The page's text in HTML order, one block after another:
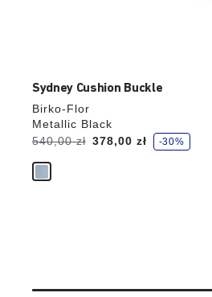
Sydney Cushion Buckle
Birko-Flor
Metallic Black
Cena
przed
obniżką:
540,00 zł
Cena
aktualna
378,00 zł
O
s
c
z
-30%